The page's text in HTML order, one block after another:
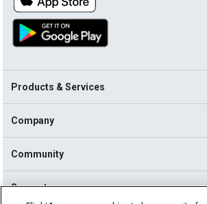
Products & Services
Company
Community
Support